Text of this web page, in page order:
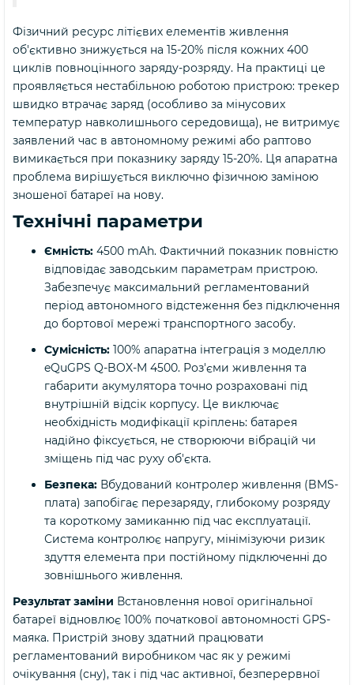
Фізичний ресурс літієвих елементів живлення
об'єктивно знижується на 15-20% після кожних 400
циклів повноцінного заряду-розряду. На практиці це
проявляється нестабільною роботою пристрою: трекер
швидко втрачає заряд (особливо за мінусових
температур навколишнього середовища), не витримує
заявлений час в автономному режимі або раптово
вимикається при показнику заряду 15-20%. Ця апаратна
проблема вирішується виключно фізичною заміною
зношеної батареї на нову.
Технічні параметри
Ємність: 4500 mAh. Фактичний показник повністю
відповідає заводським параметрам пристрою.
Забезпечує максимальний регламентований
період автономного відстеження без підключення
до бортової мережі транспортного засобу.
Сумісність: 100% апаратна інтеграція з моделлю
eQuGPS Q-BOX-M 4500. Роз'єми живлення та
габарити акумулятора точно розраховані під
внутрішній відсік корпусу. Це виключає
необхідність модифікації кріплень: батарея
надійно фіксується, не створюючи вібрацій чи
зміщень під час руху об'єкта.
Безпека: Вбудований контролер живлення (BMS-
плата) запобігає перезаряду, глибокому розряду
та короткому замиканню під час експлуатації.
Система контролює напругу, мінімізуючи ризик
здуття елемента при постійному підключенні до
зовнішнього живлення.
Результат заміни Встановлення нової оригінальної
батареї відновлює 100% початкової автономності GPS-
маяка. Пристрій знову здатний працювати
регламентований виробником час як у режимі
очікування (сну), так і під час активної, безперервної